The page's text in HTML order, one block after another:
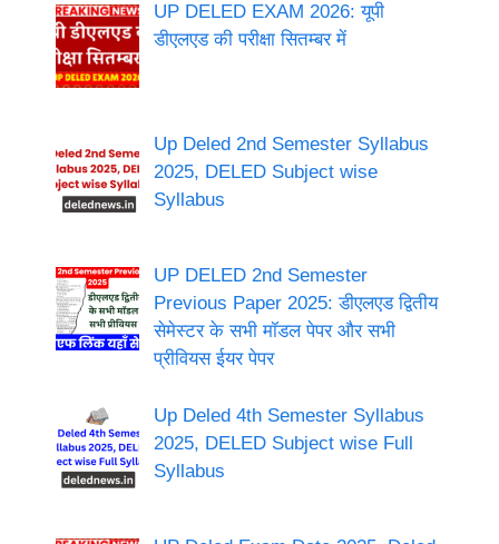
UP DELED EXAM 2026: यूपी
डीएलएड की परीक्षा सितम्बर में
Up Deled 2nd Semester Syllabus
2025, DELED Subject wise
Syllabus
UP DELED 2nd Semester
Previous Paper 2025: डीएलएड द्वितीय
सेमेस्टर के सभी मॉडल पेपर और सभी
प्रीवियस ईयर पेपर
Up Deled 4th Semester Syllabus
2025, DELED Subject wise Full
Syllabus